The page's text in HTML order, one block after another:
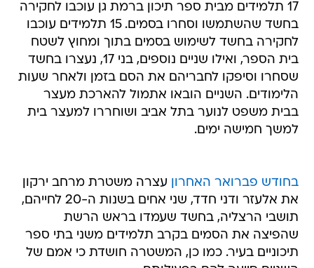
17 תלמידים מבית ספר תיכון ברמת גן עוכבו לחקירה
בחשד שהשתמשו וסחרו בסמים. 15 תלמידים עוכבו
לחקירה בחשד לשימוש בסמים בתוך ומחוץ לשטח
בית הספר, ואילו שניים נוספים, בני 17, נעצרו בחשד
שסחרו וסיפקו לחבריהם את הסם בזמן ולאחר שעות
הלימודים. השניים הובאו אתמול להארכת מעצר
בבית משפט לנוער בתל אביב ושוחררו למעצר בית
למשך חמישה ימים.
בחודש פברואר האחרון עצרה משטרת מרחב ירקון
את אלעזר ודני חדד, שני אחים בשנות ה-20 לחייהם,
תושבי הרצליה, בחשד שעמדו בראש הרשת
שהפיצה את הסמים בקרב תלמידים משני בתי ספר
תיכוניים בעיר. כמו כן, המשטרה חושדת כי אמם של